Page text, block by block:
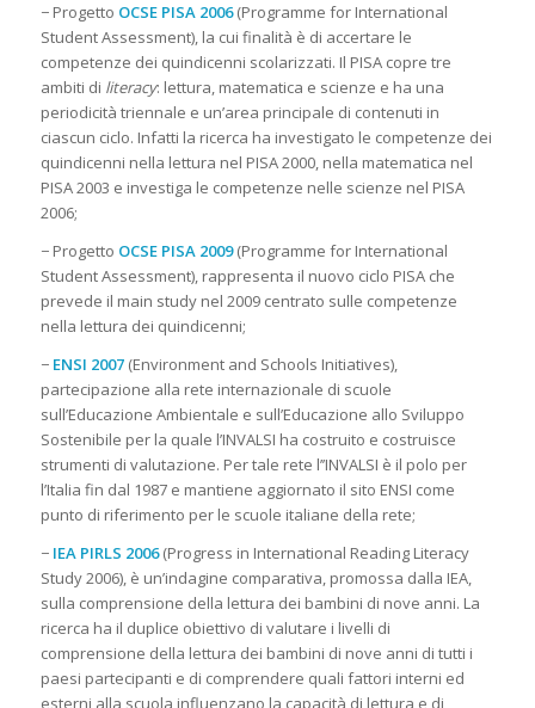
− Progetto OCSE PISA 2006(Programme for International
Student Assessment), la cui finalità è di accertare le
competenze dei quindicenni scolarizzati. Il PISA copre tre
ambiti di literacy: lettura, matematica e scienze e ha una
periodicità triennale e un’area principale di contenuti in
ciascun ciclo. Infatti la ricerca ha investigato le competenze dei
quindicenni nella lettura nel PISA 2000, nella matematica nel
PISA 2003 e investiga le competenze nelle scienze nel PISA
2006;
− Progetto OCSE PISA 2009(Programme for International
Student Assessment), rappresenta il nuovo ciclo PISA che
prevede il main study nel 2009 centrato sulle competenze
nella lettura dei quindicenni;
− ENSI 2007(Environment and Schools Initiatives),
partecipazione alla rete internazionale di scuole
sull’Educazione Ambientale e sull’Educazione allo Sviluppo
Sostenibile per la quale l’INVALSI ha costruito e costruisce
strumenti di valutazione. Per tale rete l’’INVALSI è il polo per
l’Italia fin dal 1987 e mantiene aggiornato il sito ENSI come
punto di riferimento per le scuole italiane della rete;
− IEA PIRLS 2006(Progress in International Reading Literacy
Study 2006), è un’indagine comparativa, promossa dalla IEA,
sulla comprensione della lettura dei bambini di nove anni. La
ricerca ha il duplice obiettivo di valutare i livelli di
comprensione della lettura dei bambini di nove anni di tutti i
paesi partecipanti e di comprendere quali fattori interni ed
esterni alla scuola influenzano la capacità di lettura e di